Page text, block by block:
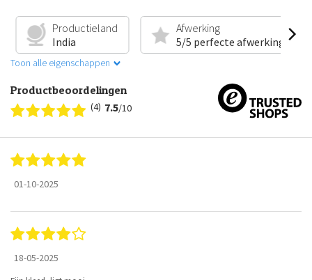
Productieland
India
Afwerking
5/5 perfecte afwerking
Toon alle eigenschappen
Productbeoordelingen
(4) 7.5/10
01-10-2025
18-05-2025